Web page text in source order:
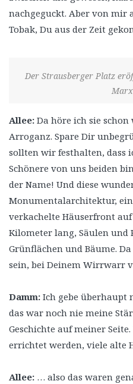
nachgeguckt. Aber von mir
Tobak, Du aus der Zeit
Der Strausberger Platz
Allee: Da höre ich sie
Arroganz. Spare Dir
sollten wir festhalten, dass
Schönere von uns beiden
der Name! Und diese
Monumentalarchitektur,
verkachelte Häuserfront
Kilometer lang, Säulen und
Grünflächen und Bäume.
sein, bei Deinem Wirrwarr
Damm: Ich gebe überhaupt
das war noch nie meine
Geschichte auf meiner
errichtet werden, viele alte
Allee: … also das waren